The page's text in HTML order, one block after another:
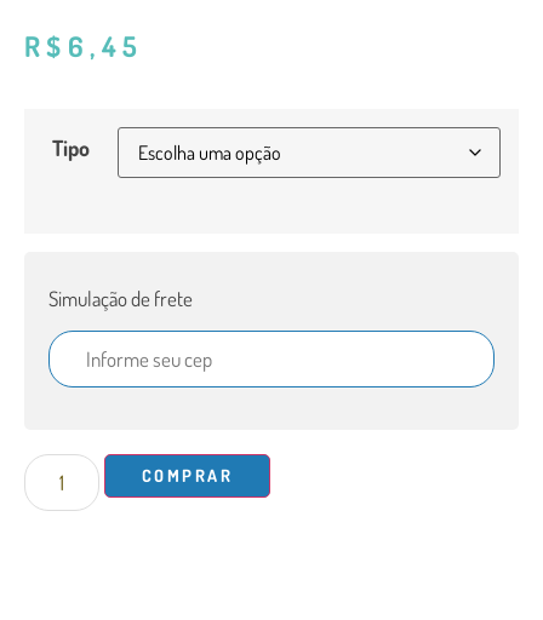
R$ 6,45
Tipo
Simulação de frete
COMPRAR